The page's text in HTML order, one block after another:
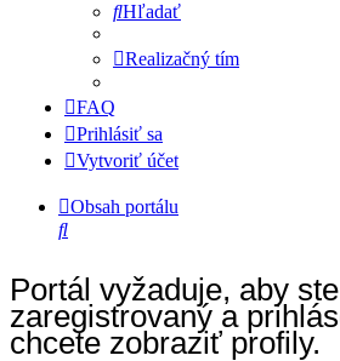
Hľadať
Realizačný tím
FAQ
Prihlásiť sa
Vytvoriť účet
Obsah portálu
Hľadať
Portál vyžaduje, aby
zaregistrovaný a
chcete zobraziť profily.